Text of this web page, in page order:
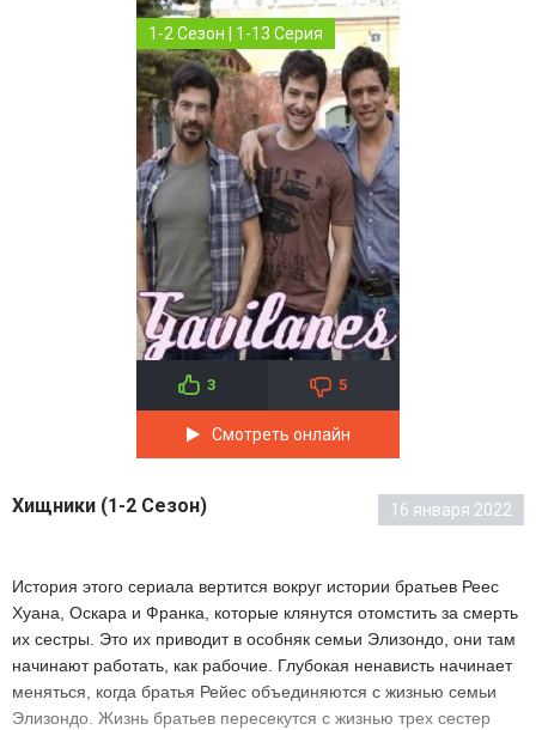
1-2 Сезон | 1-13 Серия
3 5
Смотреть онлайн
Хищники (1-2 Сезон) 16 января 2022
История этого сериала вертится вокруг истории братьев Реес
Хуана, Оскара и Франка, которые клянутся отомстить за смерть
их сестры. Это их приводит в особняк семьи Элизондо, они там
начинают работать, как рабочие. Глубокая ненависть начинает
меняться, когда братья Рейес объединяются с жизнью семьи
Элизондо. Жизнь братьев пересекутся с жизнью трех сестер